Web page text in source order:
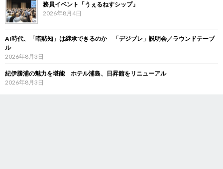
務員イベント「うぇるねすシップ」
2026年8月4日
AI時代、「暗黙知」は継承できるのか 「デジブレ」説明会／ラウンドテーブ
ル
2026年8月3日
紀伊勝浦の魅力を堪能 ホテル浦島、日昇館をリニューアル
2026年8月3日